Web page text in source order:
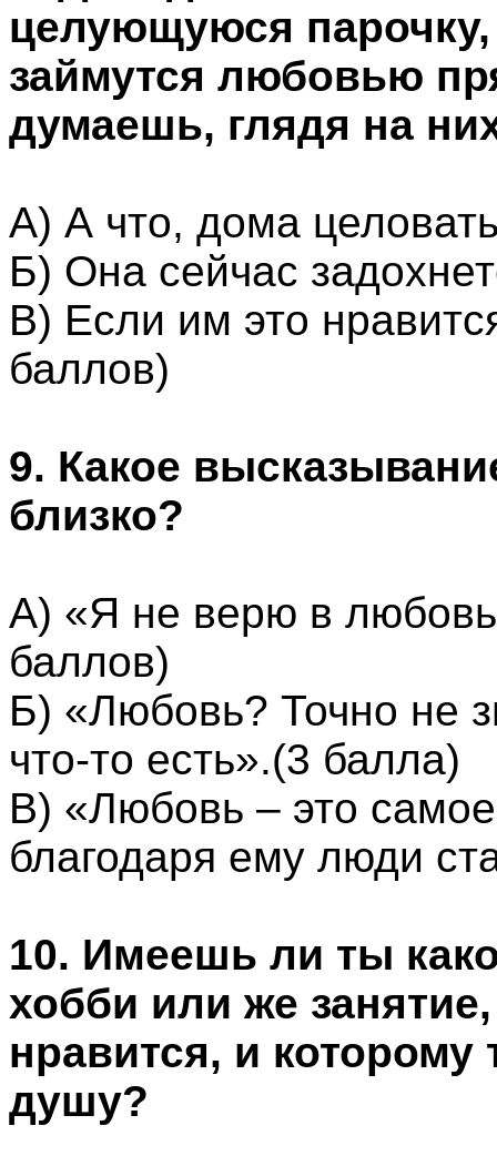
целующуюся парочку,
займутся любовью
думаешь, глядя на
А) А что, дома
Б) Она сейчас
В) Если им это
баллов)
9. Какое
близко?
А) «Я не верю в
баллов)
Б) «Любовь? Точно не
что-то есть».(3 балла)
В) «Любовь – это
благодаря ему люди
10. Имеешь ли ты
хобби или же
нравится, и
душу?